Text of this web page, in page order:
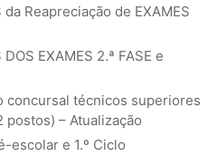
da Reapreciação de EXAMES
DOS EXAMES 2.ª FASE e
concursal técnicos superiores
postos) – Atualização
escolar e 1.º Ciclo